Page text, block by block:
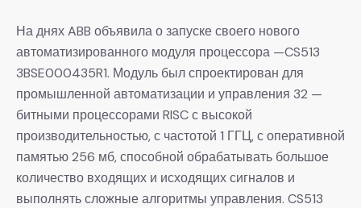
На днях ABB объявила о запуске своего нового
автоматизированного модуля процессора —CS513
3BSE000435R1. Модуль был спроектирован для
промышленной автоматизации и управления 32 —
битными процессорами RISC с высокой
производительностью, с частотой 1 ГГЦ, с оперативной
памятью 256 мб, способной обрабатывать большое
количество входящих и исходящих сигналов и
выполнять сложные алгоритмы управления. CS513